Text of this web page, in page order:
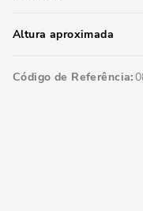
Altura aproximada
Código de Referência